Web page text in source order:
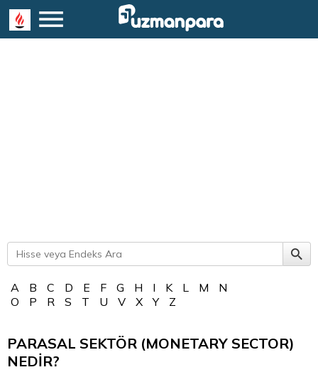
A B C D E F G H I K L M
N
O
P R S T U V X Y Z
PARASAL SEKTÖR (MONETARY SECTOR)
NEDİR?